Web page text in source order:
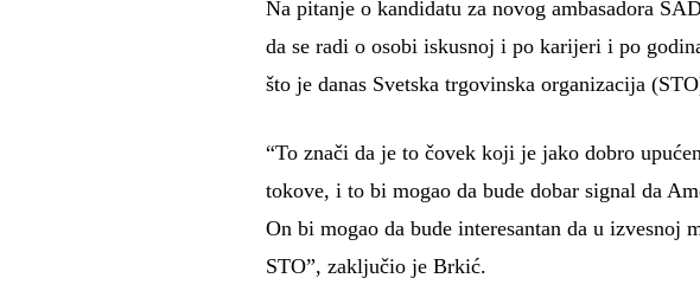
Na pitanje o kandidatu za novog ambasadora
da se radi o osobi iskusnoj i po karijeri i po
što je danas Svetska trgovinska organizacija
“To znači da je to čovek koji je jako dobro
tokove, i to bi mogao da bude dobar signal da
On bi mogao da bude interesantan da u
STO”, zaključio je Brkić.